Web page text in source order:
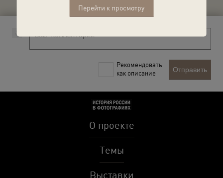
Перейти к просмотру
Рекомендовать
как описание
Отправить
О проекте
Темы
Выставки